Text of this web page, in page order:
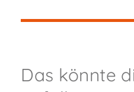
Das könnte